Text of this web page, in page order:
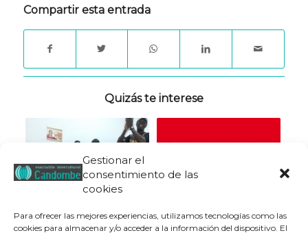
Gestionar el
consentimiento de las
cookies
Para ofrecer las mejores experiencias, utilizamos tecnologías como las
cookies para almacenar y/o acceder a la información del dispositivo. El
Compartir esta entrada
Quizás te interese